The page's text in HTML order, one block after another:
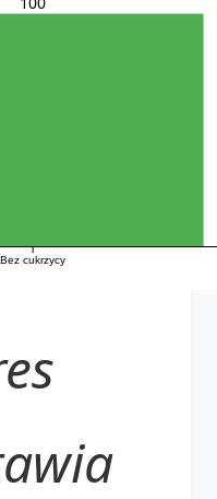
Bez cukrzycy